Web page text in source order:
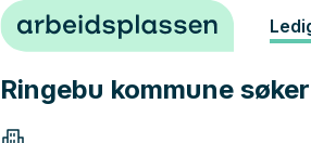
Hopp til innhold
Ringebu kommune